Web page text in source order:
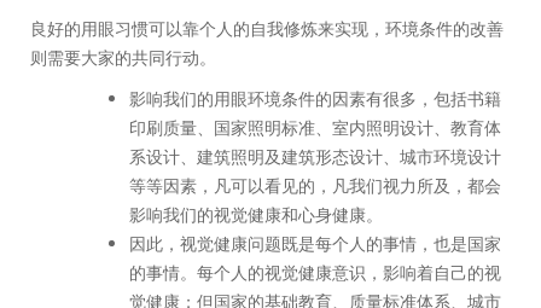
良好的用眼习惯可以靠个人的自我修炼来实现，环境条件的改善
则需要大家的共同行动。
影响我们的用眼环境条件的因素有很多，包括书籍
印刷质量、国家照明标准、室内照明设计、教育体
系设计、建筑照明及建筑形态设计、城市环境设计
等等因素，凡可以看见的，凡我们视力所及，都会
影响我们的视觉健康和心身健康。
因此，视觉健康问题既是每个人的事情，也是国家
的事情。每个人的视觉健康意识，影响着自己的视
觉健康；但国家的基础教育、质量标准体系、城市